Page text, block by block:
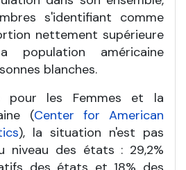
s'identifiant comme
nettement supérieure
américaine
blanches.
pour les Femmes et la
(Center for American
), la situation n'est pas
niveau des états : 29,2%